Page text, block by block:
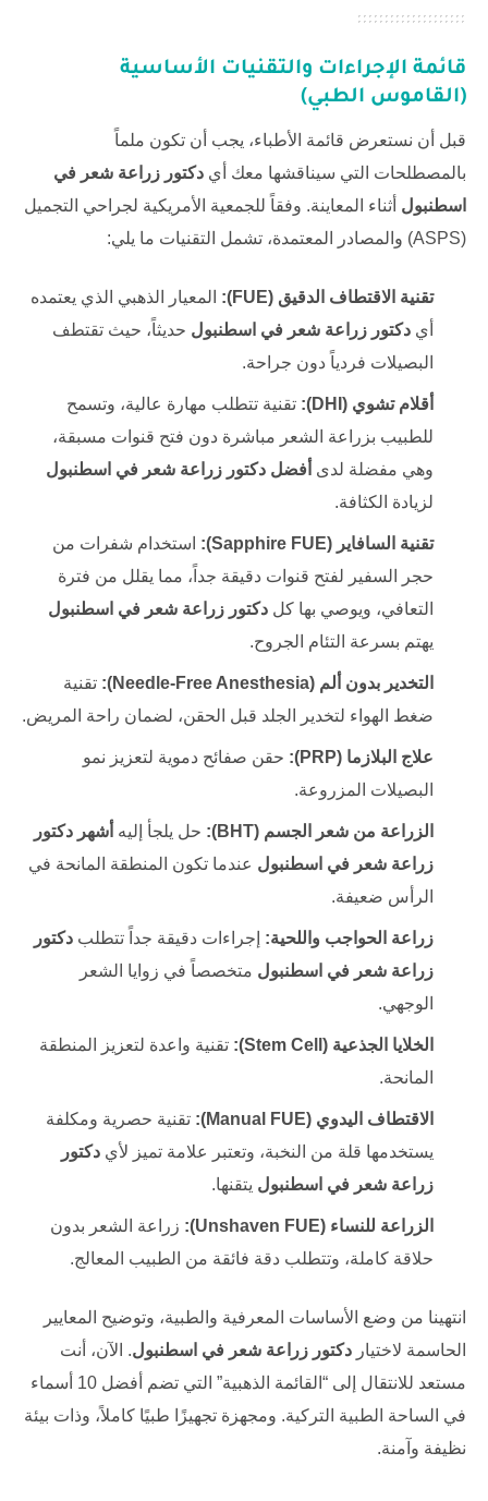
قائمة الإجراءات والتقنيات الأساسية
(القاموس الطبي)
قبل أن نستعرض قائمة الأطباء، يجب أن تكون ملماً
بالمصطلحات التي سيناقشها معك أي دكتور زراعة شعر في
اسطنبول أثناء المعاينة. وفقاً للجمعية الأمريكية لجراحي التجميل
(ASPS) والمصادر المعتمدة، تشمل التقنيات ما يلي:
تقنية الاقتطاف الدقيق (FUE):
المعيار الذهبي الذي يعتمده
أي دكتور زراعة شعر في اسطنبول حديثاً، حيث تقتطف
البصيلات فردياً دون جراحة.
أقلام تشوي (DHI):
تقنية تتطلب مهارة عالية، وتسمح
للطبيب بزراعة الشعر مباشرة دون فتح قنوات مسبقة،
وهي مفضلة لدى أفضل دكتور زراعة شعر في اسطنبول
لزيادة الكثافة.
تقنية السافاير (Sapphire FUE):
استخدام شفرات من
حجر السفير لفتح قنوات دقيقة جداً، مما يقلل من فترة
التعافي، ويوصي بها كل دكتور زراعة شعر في اسطنبول
يهتم بسرعة التئام الجروح.
التخدير بدون ألم (Needle-Free Anesthesia):
تقنية
ضغط الهواء لتخدير الجلد قبل الحقن، لضمان راحة المريض.
علاج البلازما (PRP):
حقن صفائح دموية لتعزيز نمو
البصيلات المزروعة.
الزراعة من شعر الجسم (BHT): حل يلجأ إليه أشهر دكتور
زراعة شعر في اسطنبول عندما تكون المنطقة المانحة في
الرأس ضعيفة.
زراعة الحواجب واللحية: إجراءات دقيقة جداً تتطلب دكتور
زراعة شعر في اسطنبول متخصصاً في زوايا الشعر
الوجهي.
الخلايا الجذعية (Stem Cell):
تقنية واعدة لتعزيز المنطقة
المانحة.
الاقتطاف اليدوي (Manual FUE):
تقنية حصرية ومكلفة
يستخدمها قلة من النخبة، وتعتبر علامة تميز لأي دكتور
زراعة شعر في اسطنبول يتقنها.
الزراعة للنساء (Unshaven FUE):
زراعة الشعر بدون
حلاقة كاملة، وتتطلب دقة فائقة من الطبيب المعالج.
انتهينا من وضع الأساسات المعرفية والطبية، وتوضيح المعايير
الحاسمة لاختيار دكتور زراعة شعر في اسطنبول. الآن، أنت
مستعد للانتقال إلى “القائمة الذهبية” التي تضم أفضل 10 أسماء
في الساحة الطبية التركية. ومجهزة تجهيزًا طبيًا كاملاً، وذات بيئة
نظيفة وآمنة.